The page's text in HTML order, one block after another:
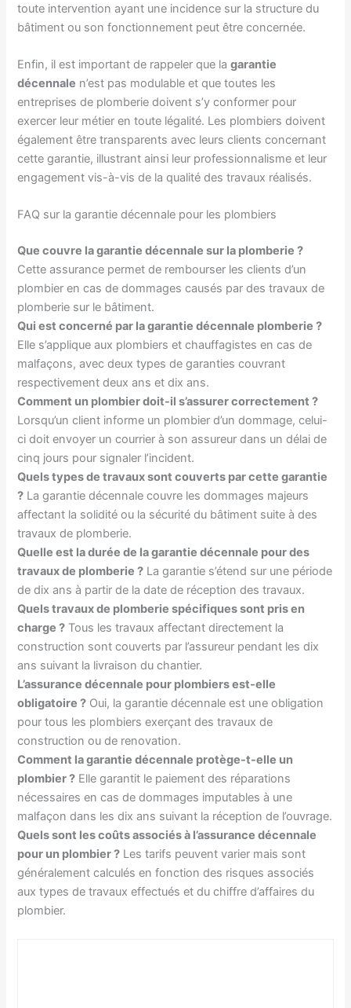
toute intervention ayant une incidence sur la structure du
bâtiment ou son fonctionnement peut être concernée.
Enfin, il est important de rappeler que lagarantie
décennale n’est pas modulable et que toutes les
entreprises de plomberie doivent s’y conformer pour
exercer leur métier en toute légalité. Les plombiers doivent
également être transparents avec leurs clients concernant
cette garantie, illustrant ainsi leur professionnalisme et leur
engagement vis-à-vis de la qualité des travaux réalisés.
FAQ sur la garantie décennale pour les plombiers
Que couvre la garantie décennale sur la plomberie ?
Cette assurance permet de rembourser les clients d’un
plombier en cas de dommages causés par des travaux de
plomberie sur le bâtiment.
Qui est concerné par la garantie décennale plomberie ?
Elle s’applique aux plombiers et chauffagistes en cas de
malfaçons, avec deux types de garanties couvrant
respectivement deux ans et dix ans.
Comment un plombier doit-il s’assurer correctement ?
Lorsqu’un client informe un plombier d’un dommage, celui-
ci doit envoyer un courrier à son assureur dans un délai de
cinq jours pour signaler l’incident.
Quels types de travaux sont couverts par cette garantie
? La garantie décennale couvre les dommages majeurs
affectant la solidité ou la sécurité du bâtiment suite à des
travaux de plomberie.
Quelle est la durée de la garantie décennale pour des
travaux de plomberie ? La garantie s’étend sur une période
de dix ans à partir de la date de réception des travaux.
Quels travaux de plomberie spécifiques sont pris en
charge ? Tous les travaux affectant directement la
construction sont couverts par l’assureur pendant les dix
ans suivant la livraison du chantier.
L’assurance décennale pour plombiers est-elle
obligatoire ? Oui, la garantie décennale est une obligation
pour tous les plombiers exerçant des travaux de
construction ou de renovation.
Comment la garantie décennale protège-t-elle un
plombier ? Elle garantit le paiement des réparations
nécessaires en cas de dommages imputables à une
malfaçon dans les dix ans suivant la réception de l’ouvrage.
Quels sont les coûts associés à l’assurance décennale
pour un plombier ? Les tarifs peuvent varier mais sont
généralement calculés en fonction des risques associés
aux types de travaux effectués et du chiffre d’affaires du
plombier.